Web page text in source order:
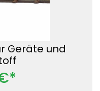
Geräte und